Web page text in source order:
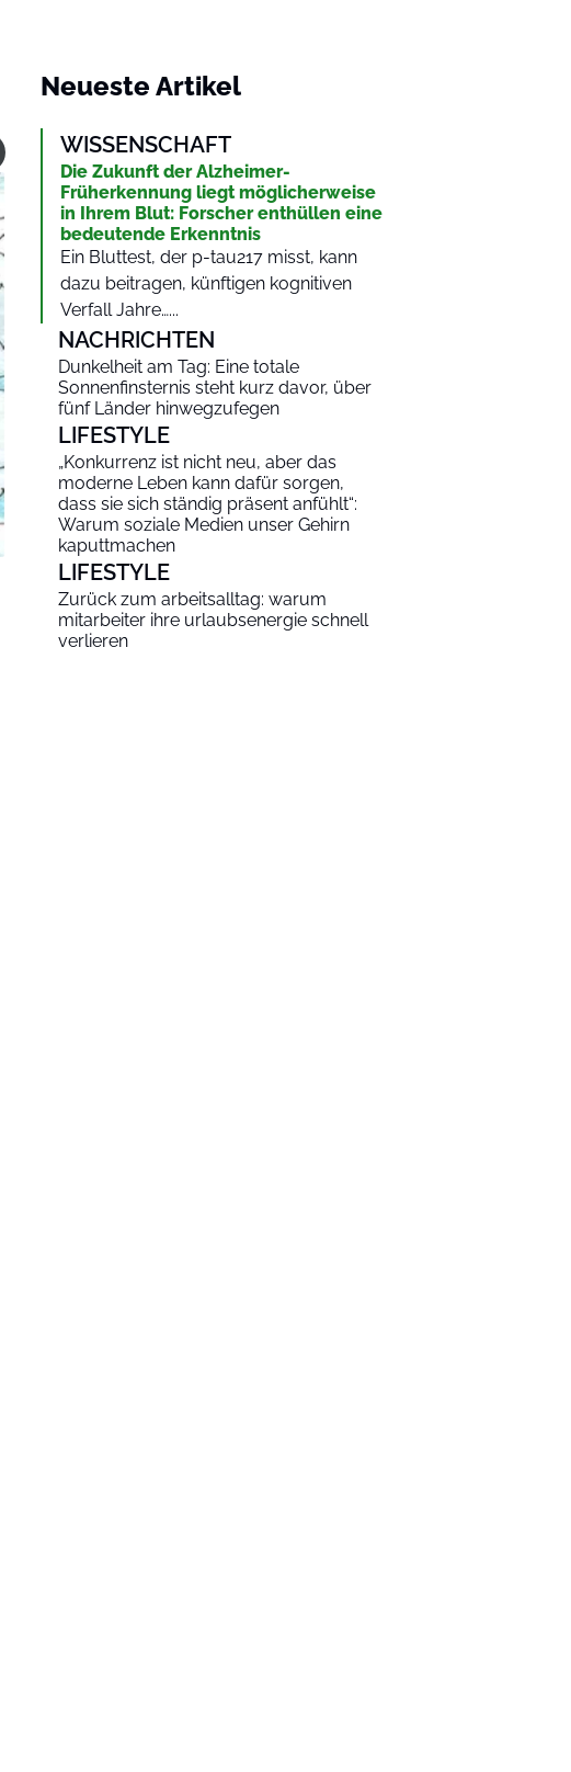
Neueste Artikel
WISSENSCHAFT
Die Zukunft der Alzheimer-
Früherkennung liegt möglicherweise
in Ihrem Blut: Forscher enthüllen eine
bedeutende Erkenntnis
Ein Bluttest, der p-tau217 misst, kann
dazu beitragen, künftigen kognitiven
Verfall Jahre…...
NACHRICHTEN
Dunkelheit am Tag: Eine totale
Sonnenfinsternis steht kurz davor, über
fünf Länder hinwegzufegen
LIFESTYLE
„Konkurrenz ist nicht neu, aber das
moderne Leben kann dafür sorgen,
dass sie sich ständig präsent anfühlt“:
Warum soziale Medien unser Gehirn
kaputtmachen
LIFESTYLE
Zurück zum arbeitsalltag: warum
mitarbeiter ihre urlaubsenergie schnell
verlieren